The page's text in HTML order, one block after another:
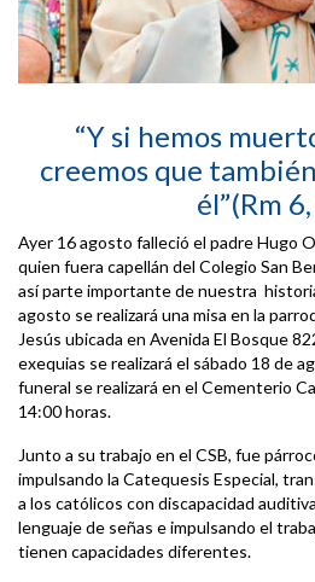
“Y si hemos
creemos que
él”(Rm
Ayer 16 agosto falleció el padre Hugo
quien fuera capellán del Colegio San
así parte importante de nuestra
agosto se realizará una misa en la
Jesús ubicada en Avenida El Bosque
exequias se realizará el sábado 18 de
funeral se realizará en el Cementerio
14:00 horas.
Junto a su trabajo en el CSB, fue
impulsando la Catequesis Especial,
a los católicos con discapacidad
lenguaje de señas e impulsando el
tienen capacidades diferentes.